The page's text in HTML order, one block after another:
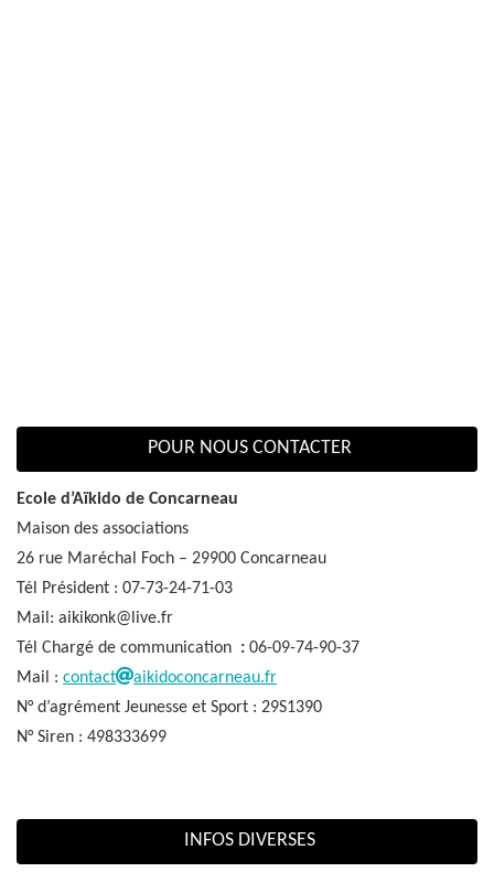
POUR NOUS CONTACTER
Ecole d’Aïkido de Concarneau
Maison des associations
26 rue Maréchal Foch – 29900 Concarneau
Tél Président : 07-73-24-71-03
Mail: aikikonk@live.fr
Tél Chargé de communication : 06-09-74-90-37
Mail : contact
aikidoconcarneau.fr
N° d’agrément Jeunesse et Sport : 29S1390
N° Siren : 498333699
INFOS DIVERSES